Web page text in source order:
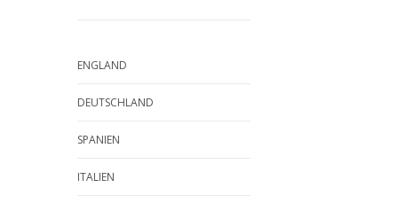
ENGLAND
DEUTSCHLAND
SPANIEN
ITALIEN